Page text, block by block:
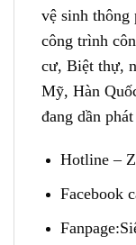
vệ sinh thông
công trình
cư, Biệt thự,
Mỹ, Hàn
đang dần
Hotline –
Facebook
Fanpage: